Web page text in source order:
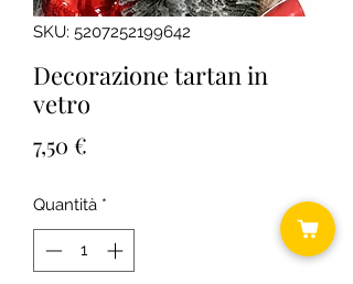
SKU: 5207252199642
Decorazione tartan in
vetro
7,50 €
Quantità *